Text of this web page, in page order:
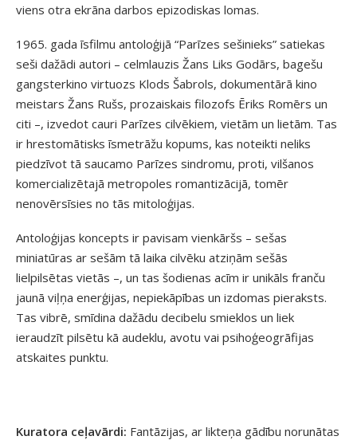
viens otra ekrāna darbos epizodiskas lomas.
1965. gada īsfilmu antoloģijā “Parīzes sešinieks” satiekas
seši dažādi autori – celmlauzis Žans Liks Godārs, bagešu
gangsterkino virtuozs Klods Šabrols, dokumentārā kino
meistars Žans Rušs, prozaiskais filozofs Ēriks Romērs un
citi –, izvedot cauri Parīzes cilvēkiem, vietām un lietām. Tas
ir hrestomātisks īsmetrāžu kopums, kas noteikti neliks
piedzīvot tā saucamo Parīzes sindromu, proti, vilšanos
komercializētajā metropoles romantizācijā, tomēr
nenovērsīsies no tās mitoloģijas.
Antoloģijas koncepts ir pavisam vienkāršs – sešas
miniatūras ar sešām tā laika cilvēku atziņām sešās
lielpilsētas vietās –, un tas šodienas acīm ir unikāls franču
jaunā viļņa enerģijas, nepiekāpības un izdomas pieraksts.
Tas vibrē, smīdina dažādu decibelu smieklos un liek
ieraudzīt pilsētu kā audeklu, avotu vai psihoģeogrāfijas
atskaites punktu.
Kuratora ceļavārdi: Fantāzijas, ar likteņa gādību norunātas